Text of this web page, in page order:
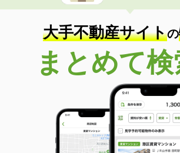
大手不動産サイトの
まとめて検